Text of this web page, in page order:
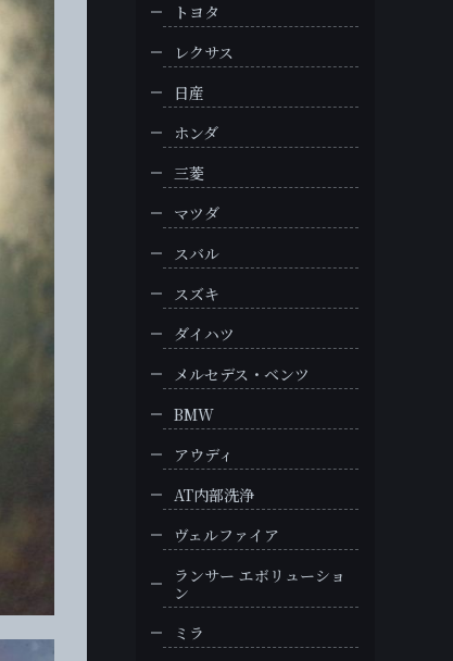
トヨタ
レクサス
日産
ホンダ
三菱
マツダ
スバル
スズキ
ダイハツ
メルセデス・ベンツ
BMW
アウディ
AT内部洗浄
ヴェルファイア
ランサー エボリューショ
ン
ミラ